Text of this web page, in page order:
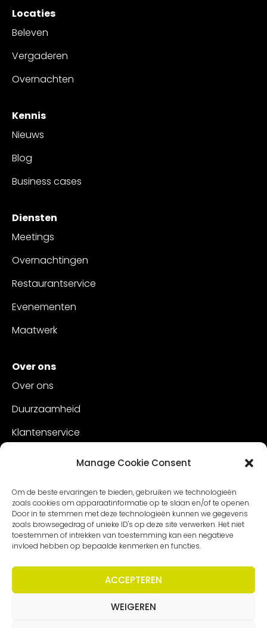
Manage Cookie Consent
Om de beste ervaringen te bieden, gebruiken we technologieën
zoals cookies om apparaatinformatie op te slaan en/of te openen.
Door in te stemmen met deze technologieën kunnen we gegevens
zoals browsegedrag of unieke ID's op deze site verwerken. Het niet
toestemmen of intrekken van toestemming kan een negatieve
invloed hebben op bepaalde kenmerken en functies.
ACCEPTEREN
WEIGEREN
Locaties
Beleven
Vergaderen
Overnachten
Kennis
Nieuws
Blog
Business cases
Diensten
Meetings
Overnachtingen
Restaurantservice
Evenementen
Maatwerk
Over ons
Over ons
Duurzaamheid
Klantenservice